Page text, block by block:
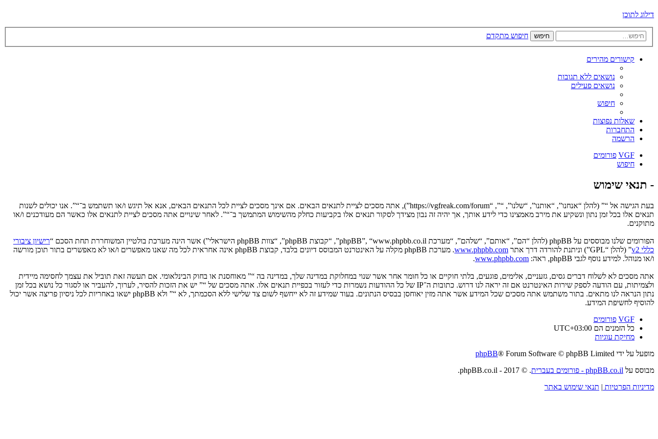
דילוג לתוכן
חיפוש חיפוש מתקדם
קישורים מהירים
נושאים ללא תגובות
נושאים פעילים
חיפוש
שאלות נפוצות
התחברות
הרשמה
VGF פורומים
חיפוש
- תנאי שימוש
בעת הגישה אל “” (להלן “אנחנו”, “אותנו”, “שלנו”, “”, “https://vgfreak.com/forum”), אתה מסכים לציית לתנאים הבאים. אם אינך מסכים לציית לכל התנאים הבאים, אנא אל תיגש ו/או תשתמש ב־“”. אנו יכולים לשנות
תנאים אלו בכל זמן נתון ונשקיע את מירב מאמצינו כדי לידע אותך, אך יהיה זה נבון מצידך לסקור תנאים אלו בקביעות כחלק מהשימוש המתמשך ב־“”. לאחר שינויים אתה מסכים לציית לתנאים אלו כאשר הם מעודכנים ו/או
מתוקנים.
הפורומים שלנו מבוססים על phpBB (להלן “הם”, “אותם”, “שלהם”, “מערכת phpBB”, “www.phpbb.co.il”, “קבוצת phpBB”, “צוות phpBB הישראלי”) אשר הינה מערכת בולטיין המשוחררת תחת הסכם “
רישיון ציבורי
כללי v2
” (להלן “GPL”) וניתנת להורדה דרך אתר www.phpbb.com
. מערכת phpBB מקלה על האינטרנט המבוסס דיונים בלבד, קבוצת phpBB אינה אחראית לכל מה שאנו מאפשרים ו/או לא מאפשרים בתור תוכן מורשה
ו/או מנוהל. למידע נוסף לגבי phpBB, ראה:
www.phpbb.com
.
אתה מסכים לא לשלוח דברים גסים, גזעניים, אלימים, פוגעים, בלתי חוקיים או כל חומר אחר אשר שנוי במחלוקת במדינה שלך, במדינה בה “” מאוחסנת או בחוק הבינלאומי. אם תעשה זאת תוביל את עצמך לחסימה מיידית
ולצמיתות, עם הודעה לספק שירות האינטרנט אם זה יראה לנו דרוש. כתובות ה־IP של כל ההודעות נשמרות כדי לעזור בכפיית תנאים אלו. אתה מסכים של “” יש את הזכות להסיר, לערוך, להעביר או לסגור כל נושא בכל זמן
נתון הנראה לנו מתאים. בתור משתמש אתה מסכים שכל המידע אשר אתה מזין יאוחסן בבסיס הנתונים. בעוד שמידע זה לא ייחשף לשום צד שלישי ללא הסכמתך, לא “” ולא phpBB ישאו באחריות לכל ניסיון פריצה אשר יכול
להוסיף לחשיפת המידע.
VGF פורומים
כל הזמנים הם UTC+03:00
מחיקת עוגיות
מופעל על ידי
phpBB® Forum Software © phpBB Limited
מבוסס על phpBB.co.il - פורומים בעברית
. © 2017 - phpBB.co.il.
מדיניות הפרטיות | תנאי שימוש באתר